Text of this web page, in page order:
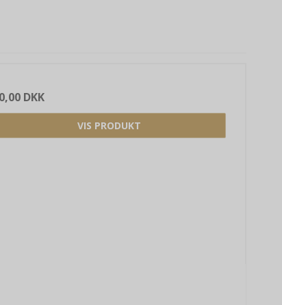
DKK
VIS PRODUKT